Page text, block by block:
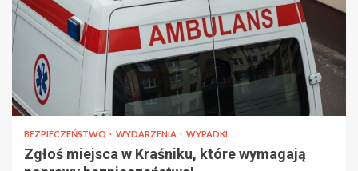
BEZPIECZEŃSTWO WYDARZENIA WYPADKI
Zgłoś miejsca w Kraśniku, które wymagają